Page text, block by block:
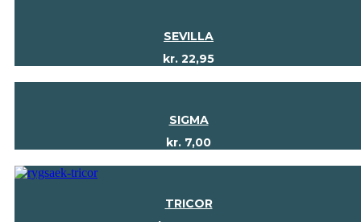
SEVILLA
kr. 22,95
SIGMA
kr. 7,00
TRICOR